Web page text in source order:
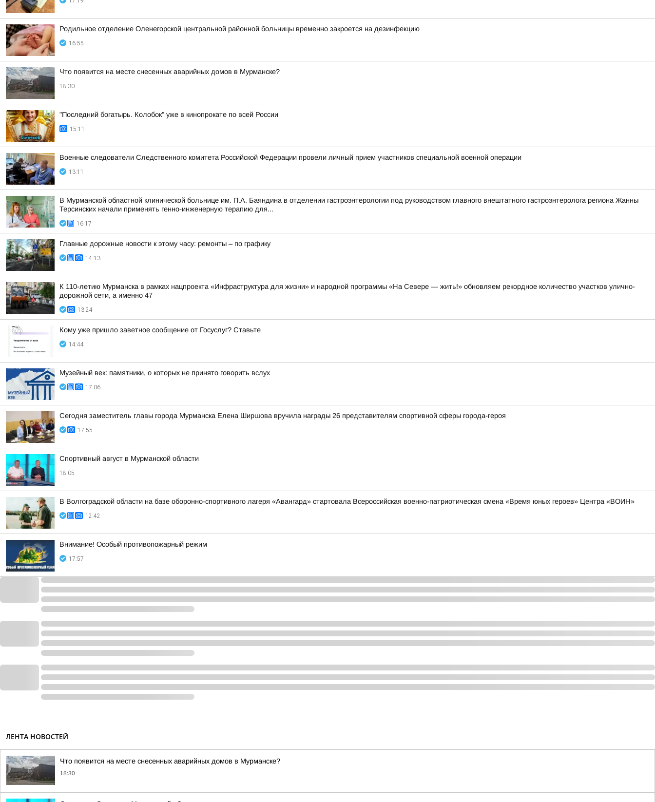
Родильное отделение Оленегорской центральной районной больницы временно закроется на дезинфекцию
16:55
Что появится на месте снесенных аварийных домов в Мурманске?
18:30
"Последний богатырь. Колобок" уже в кинопрокате по всей России
15:11
Военные следователи Следственного комитета Российской Федерации провели личный прием участников специальной военной операции
13:11
В Мурманской областной клинической больнице им. П.А. Баяндина в отделении гастроэнтерологии под руководством главного внештатного гастроэнтеролога региона Жанны
Терсинских начали применять генно-инженерную терапию для...
16:17
Главные дорожные новости к этому часу: ремонты – по графику
14:13
К 110-летию Мурманска в рамках нацпроекта «Инфраструктура для жизни» и народной программы «На Севере — жить!» обновляем рекордное количество участков улично-
дорожной сети, а именно 47
13:24
Кому уже пришло заветное сообщение от Госуслуг? Ставьте
14:44
Музейный век: памятники, о которых не принято говорить вслух
17:06
Сегодня заместитель главы города Мурманска Елена Ширшова вручила награды 26 представителям спортивной сферы города-героя
17:55
Спортивный август в Мурманской области
18:05
В Волгоградской области на базе оборонно-спортивного лагеря «Авангард» стартовала Всероссийская военно-патриотическая смена «Время юных героев» Центра «ВОИН»
12:42
Внимание! Особый противопожарный режим
17:57
ЛЕНТА НОВОСТЕЙ
Что появится на месте снесенных аварийных домов в Мурманске?
18:30